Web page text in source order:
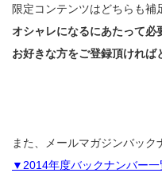
限定コンテンツはどちらも補
オシャレになるにあたって必
お好きな方をご登録頂ければ
また、メールマガジンバック
▼2014年度バックナンバー一